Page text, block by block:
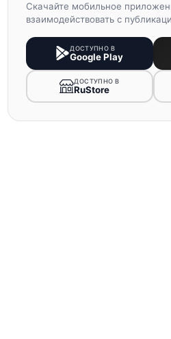
Скачайте мобильное
взаимодействовать с
ДОСТУПНО В
Google Play
ДОСТУПНО В
RuStore